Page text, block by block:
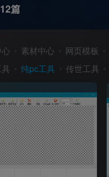
篇
素材中心 网页模板
纯pc工具 传世工具